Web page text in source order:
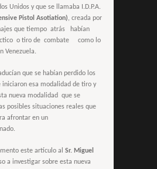
Unidos y que se llamaba I.D.P.A.
Pistol Asotiation), creada por
que tiempo atrás habían
o tiro de combate como lo
Venezuela.
que se habían perdido los
iniciaron esa modalidad de tiro y
nueva modalidad que se
posibles situaciones reales que
afrontar en un
este artículo al Sr. Miguel
a investigar sobre esta nueva